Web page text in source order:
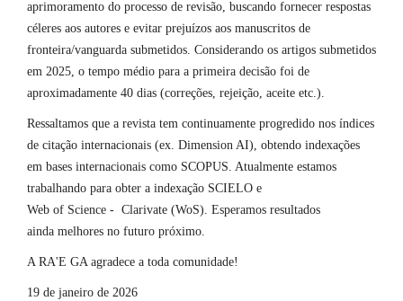
aprimoramento do processo de revisão, buscando fornecer respostas
céleres aos autores e evitar prejuízos aos manuscritos de
fronteira/vanguarda submetidos. Considerando os artigos submetidos
em 2025, o tempo médio para a primeira decisão foi de
aproximadamente 40 dias (correções, rejeição, aceite etc.).
Ressaltamos que a revista tem continuamente progredido nos índices
de citação internacionais (ex. Dimension AI), obtendo indexações
em bases internacionais como SCOPUS. Atualmente estamos
trabalhando para obter a indexação SCIELO e
Web of Science - Clarivate (WoS). Esperamos resultados
ainda melhores no futuro próximo.
A RA'E GA agradece a toda comunidade!
19 de janeiro de 2026